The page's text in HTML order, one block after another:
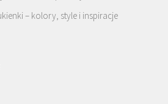
– kolory, style i inspiracje